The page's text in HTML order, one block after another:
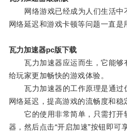
网络游戏已经成为人们生活中
网络延迟和游戏卡顿等问题一直是
瓦力加速器pc版下载
瓦力加速器应运而生，它能够
给玩家更加畅快的游戏体验。
瓦力加速器的工作原理是通过
网络延迟，提高游戏的流畅度和稳
它的使用非常简单，只需打开
器，然后点击“开启加速”按钮即可